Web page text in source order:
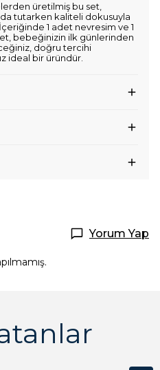
üretilmiş bu set,
tutarken kaliteli dokusuyla
1 adet nevresim ve 1
bebeğinizin ilk günlerinden
doğru tercihi
ideal bir üründür.
Yorum Yap